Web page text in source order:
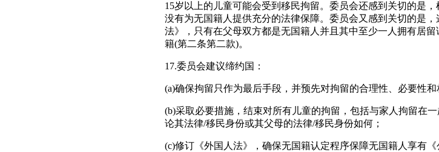
15岁以上的儿童可能会受到移民拘留。委员会还感到关切的是
没有为无国籍人提供充分的法律保障。委员会又感到关切的是
法》，只有在父母双方都是无国籍人并且其中至少一人拥有居
籍(第二条第二款)。
17.委员会建议缔约国：
(a)确保拘留只作为最后手段，并预先对拘留的合理性、必要性
(b)采取必要措施，结束对所有儿童的拘留，包括与家人拘留在
论其法律/移民身份或其父母的法律/移民身份如何；
(c)修订《外国人法》，确保无国籍认定程序保障无国籍人享有